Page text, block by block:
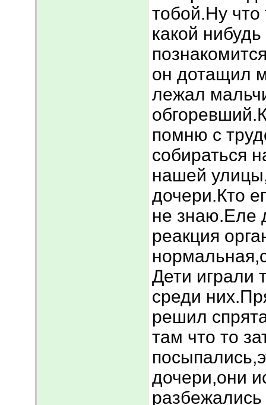
тобой.Ну
какой
он дотащил
лежал
помню с
собираться
нашей
дочери.Кто
не знаю.Еле
реакция
Дети играли
среди
решил
там что то
дочери,они